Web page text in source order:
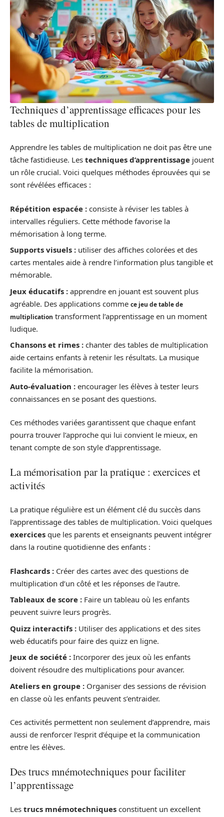
Techniques d’apprentissage efficaces pour les
tables de multiplication
Apprendre les tables de multiplication ne doit pas être une
tâche fastidieuse. Les techniques d’apprentissage jouent
un rôle crucial. Voici quelques méthodes éprouvées qui se
sont révélées efficaces :
Répétition espacée : consiste à réviser les tables à
intervalles réguliers. Cette méthode favorise la
mémorisation à long terme.
Supports visuels : utiliser des affiches colorées et des
cartes mentales aide à rendre l’information plus tangible et
mémorable.
Jeux éducatifs : apprendre en jouant est souvent plus
agréable. Des applications comme ce jeu de table de
multiplication transforment l’apprentissage en un moment
ludique.
Chansons et rimes : chanter des tables de multiplication
aide certains enfants à retenir les résultats. La musique
facilite la mémorisation.
Auto-évaluation : encourager les élèves à tester leurs
connaissances en se posant des questions.
Ces méthodes variées garantissent que chaque enfant
pourra trouver l’approche qui lui convient le mieux, en
tenant compte de son style d’apprentissage.
La mémorisation par la pratique : exercices et
activités
La pratique régulière est un élément clé du succès dans
l’apprentissage des tables de multiplication. Voici quelques
exercices que les parents et enseignants peuvent intégrer
dans la routine quotidienne des enfants :
Flashcards : Créer des cartes avec des questions de
multiplication d’un côté et les réponses de l’autre.
Tableaux de score : Faire un tableau où les enfants
peuvent suivre leurs progrès.
Quizz interactifs : Utiliser des applications et des sites
web éducatifs pour faire des quizz en ligne.
Jeux de société : Incorporer des jeux où les enfants
doivent résoudre des multiplications pour avancer.
Ateliers en groupe : Organiser des sessions de révision
en classe où les enfants peuvent s’entraider.
Ces activités permettent non seulement d’apprendre, mais
aussi de renforcer l’esprit d’équipe et la communication
entre les élèves.
Des trucs mnémotechniques pour faciliter
l’apprentissage
Les trucs mnémotechniques constituent un excellent